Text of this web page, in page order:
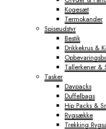
Kogesæt
Termokander
Spiseudstyr
Bestik
Drikkekrus &
Tallerkener &
Tasker
Daypacks
Duffelbags
Hip Packs &
Rygsække
Trekking